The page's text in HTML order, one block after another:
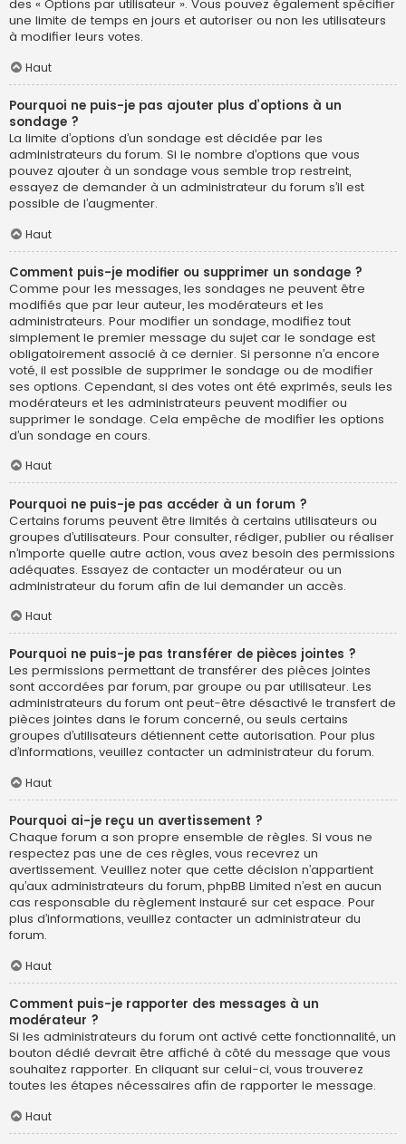
des « Options par utilisateur ». Vous pouvez également spécifier
une limite de temps en jours et autoriser ou non les utilisateurs
à modifier leurs votes.
Haut
Pourquoi ne puis-je pas ajouter plus d’options à un
sondage ?
La limite d’options d’un sondage est décidée par les
administrateurs du forum. Si le nombre d’options que vous
pouvez ajouter à un sondage vous semble trop restreint,
essayez de demander à un administrateur du forum s’il est
possible de l’augmenter.
Haut
Comment puis-je modifier ou supprimer un sondage ?
Comme pour les messages, les sondages ne peuvent être
modifiés que par leur auteur, les modérateurs et les
administrateurs. Pour modifier un sondage, modifiez tout
simplement le premier message du sujet car le sondage est
obligatoirement associé à ce dernier. Si personne n’a encore
voté, il est possible de supprimer le sondage ou de modifier
ses options. Cependant, si des votes ont été exprimés, seuls les
modérateurs et les administrateurs peuvent modifier ou
supprimer le sondage. Cela empêche de modifier les options
d’un sondage en cours.
Haut
Pourquoi ne puis-je pas accéder à un forum ?
Certains forums peuvent être limités à certains utilisateurs ou
groupes d’utilisateurs. Pour consulter, rédiger, publier ou réaliser
n’importe quelle autre action, vous avez besoin des permissions
adéquates. Essayez de contacter un modérateur ou un
administrateur du forum afin de lui demander un accès.
Haut
Pourquoi ne puis-je pas transférer de pièces jointes ?
Les permissions permettant de transférer des pièces jointes
sont accordées par forum, par groupe ou par utilisateur. Les
administrateurs du forum ont peut-être désactivé le transfert de
pièces jointes dans le forum concerné, ou seuls certains
groupes d’utilisateurs détiennent cette autorisation. Pour plus
d’informations, veuillez contacter un administrateur du forum.
Haut
Pourquoi ai-je reçu un avertissement ?
Chaque forum a son propre ensemble de règles. Si vous ne
respectez pas une de ces règles, vous recevrez un
avertissement. Veuillez noter que cette décision n’appartient
qu’aux administrateurs du forum, phpBB Limited n’est en aucun
cas responsable du règlement instauré sur cet espace. Pour
plus d’informations, veuillez contacter un administrateur du
forum.
Haut
Comment puis-je rapporter des messages à un
modérateur ?
Si les administrateurs du forum ont activé cette fonctionnalité, un
bouton dédié devrait être affiché à côté du message que vous
souhaitez rapporter. En cliquant sur celui-ci, vous trouverez
toutes les étapes nécessaires afin de rapporter le message.
Haut